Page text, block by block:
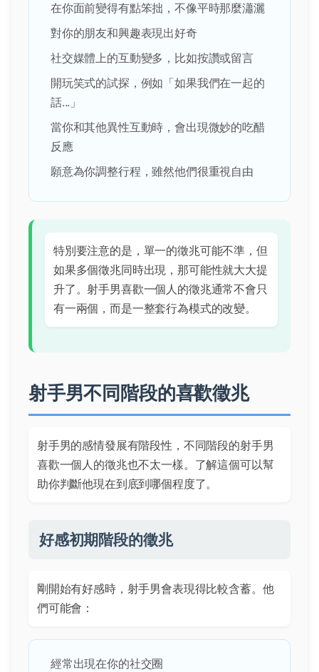
在你面前變得有點笨拙，不像平時那麼瀟灑
對你的朋友和興趣表現出好奇
社交媒體上的互動變多，比如按讚或留言
開玩笑式的試探，例如「如果我們在一起的
話...」
當你和其他異性互動時，會出現微妙的吃醋
反應
願意為你調整行程，雖然他們很重視自由
特別要注意的是，單一的徵兆可能不準，但
如果多個徵兆同時出現，那可能性就大大提
升了。射手男喜歡一個人的徵兆通常不會只
有一兩個，而是一整套行為模式的改變。
射手男不同階段的喜歡徵兆
射手男的感情發展有階段性，不同階段的射手男
喜歡一個人的徵兆也不太一樣。了解這個可以幫
助你判斷他現在到底到哪個程度了。
好感初期階段的徵兆
剛開始有好感時，射手男會表現得比較含蓄。他
們可能會：
經常出現在你的社交圈